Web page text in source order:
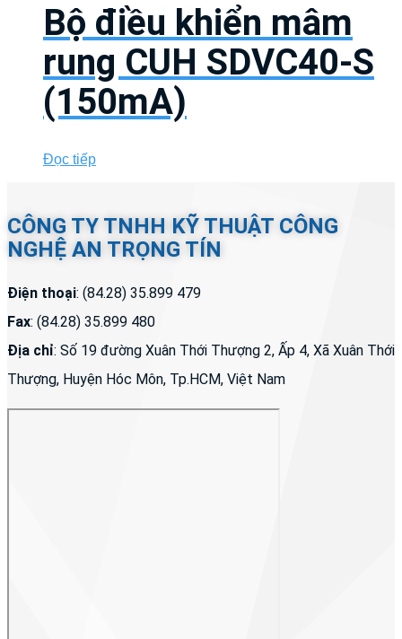
Bộ điều khiển mâm
rung CUH SDVC40-S
(150mA)
Đọc tiếp
CÔNG TY TNHH KỸ THUẬT CÔNG
NGHỆ AN TRỌNG TÍN
Điện thoại: (84.28) 35.899 479
Fax: (84.28) 35.899 480
Địa chỉ: Số 19 đường Xuân Thới Thượng 2, Ấp 4, Xã Xuân Thới
Thượng, Huyện Hóc Môn, Tp.HCM, Việt Nam